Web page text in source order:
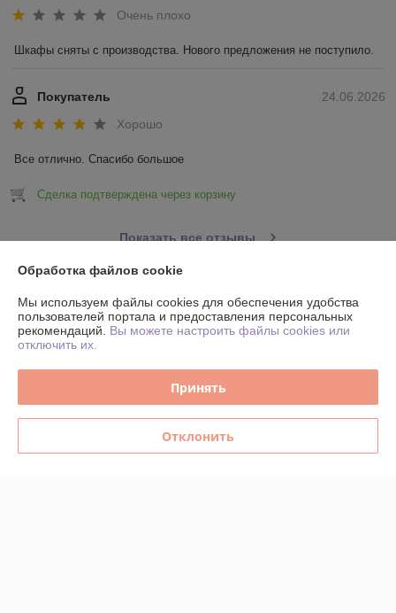
Очень плохо
Шкафы сняты с производства. Нового предложения не поступило.
24.06.2026
Покупатель
Хорошо
Все отлично. Спасибо большое
Сделка подтверждена через корзину
Показать все отзывы
О нас
Контакты
График работы
Обработка файлов cookie
Мы используем файлы cookies для обеспечения удобства
пользователей портала и предоставления персональных
рекомендаций. Вы можете настроить файлы cookies или
отключить их.
Принять
Отклонить